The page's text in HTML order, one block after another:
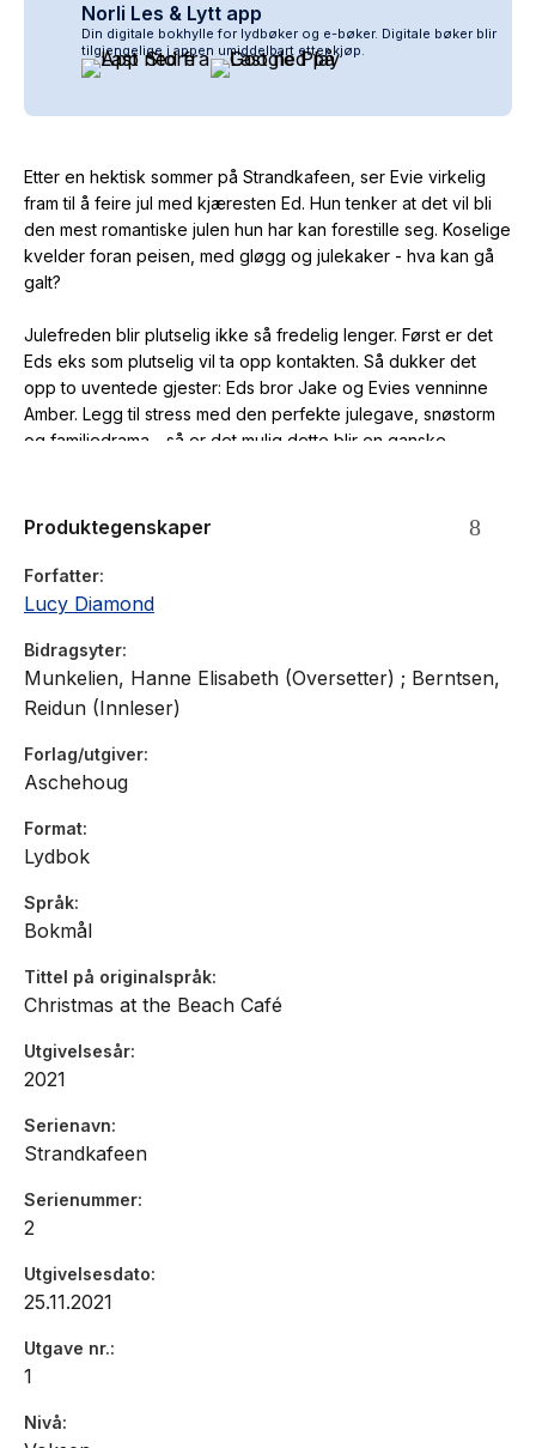
Norli Les & Lytt app
Din digitale bokhylle for lydbøker og e-bøker. Digitale bøker blir
tilgjengelige i appen umiddelbart etter kjøp.
Etter en hektisk sommer på Strandkafeen, ser Evie virkelig
fram til å feire jul med kjæresten Ed. Hun tenker at det vil bli
den mest romantiske julen hun har kan forestille seg. Koselige
kvelder foran peisen, med gløgg og julekaker - hva kan gå
galt?
Julefreden blir plutselig ikke så fredelig lenger. Først er det
Eds eks som plutselig vil ta opp kontakten. Så dukker det
opp to uventede gjester: Eds bror Jake og Evies venninne
Amber. Legg til stress med den perfekte julegave, snøstorm
og familiedrama - så er det mulig dette blir en ganske
Produktegenskaper
Forfatter
Lucy Diamond
Bidragsyter
Munkelien, Hanne Elisabeth (Oversetter) ; Berntsen,
Reidun (Innleser)
Forlag/utgiver
Aschehoug
Format
Lydbok
Språk
Bokmål
Tittel på originalspråk
Christmas at the Beach Café
Utgivelsesår
2021
Serienavn
Strandkafeen
Serienummer
2
Utgivelsesdato
25.11.2021
Utgave nr.
1
Nivå